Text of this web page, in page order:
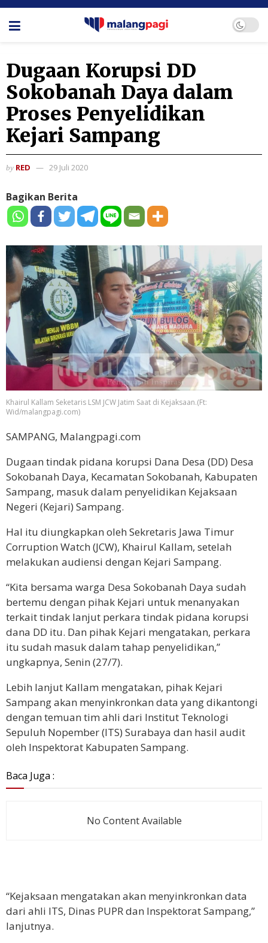
Dugaan Korupsi DD
Sokobanah Daya dalam
Proses Penyelidikan
Kejari Sampang
by RED 29 Juli 2020
Bagikan Berita
Khairul Kallam Seketaris LSM JCW Jatim Saat di Kejaksaan.(Ft:
Wid/malangpagi.com)
SAMPANG, Malangpagi.com
Dugaan tindak pidana korupsi Dana Desa (DD) Desa
Sokobanah Daya, Kecamatan Sokobanah, Kabupaten
Sampang, masuk dalam penyelidikan Kejaksaan
Negeri (Kejari) Sampang.
Hal itu diungkapkan oleh Sekretaris Jawa Timur
Corruption Watch (JCW), Khairul Kallam, setelah
melakukan audiensi dengan Kejari Sampang.
“Kita bersama warga Desa Sokobanah Daya sudah
bertemu dengan pihak Kejari untuk menanyakan
terkait tindak lanjut perkara tindak pidana korupsi
dana DD itu. Dan pihak Kejari mengatakan, perkara
itu sudah masuk dalam tahap penyelidikan,”
ungkapnya, Senin (27/7).
Lebih lanjut Kallam mengatakan, pihak Kejari
Sampang akan menyinkronkan data yang dikantongi
dengan temuan tim ahli dari Institut Teknologi
Sepuluh Nopember (ITS) Surabaya dan hasil audit
oleh Inspektorat Kabupaten Sampang.
Baca Juga :
No Content Available
“Kejaksaan mengatakan akan menyinkronkan data
dari ahli ITS, Dinas PUPR dan Inspektorat Sampang,”
lanjutnya.